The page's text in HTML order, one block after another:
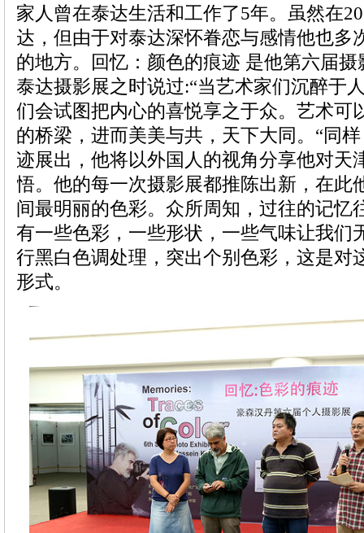
家人曾在泰达生活和工作了5年。虽然在
达，但由于对泰达深怀眷恋与感情他也多
的地方。回忆：颜色的痕迹 是他第六届
泰达摄影展之时说过:“当艺术家们沉醉于
们会试图把内心的喜悦享之于众。艺术可
的桥梁，进而美美与共，天下大同。“同
迹展出，他将以外国人的视角分享他对天
悟。他的每一次摄影展都推陈出新，在此
间最明丽的色彩。众所周知，过往的记忆
有一些色彩，一些形状，一些气味让我们
行黑白色调处理，突出个别色彩，这是对
形式。